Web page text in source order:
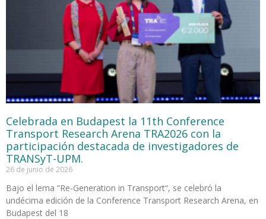
Celebrada en Budapest la 11th Conference
Transport Research Arena TRA2026 con la
participación destacada de investigadores de
TRANSyT-UPM.
26 de junio de 2026
Bajo el lema “Re-Generation in Transport“, se celebró la
undécima edición de la Conference Transport Research Arena, en
Budapest del 18